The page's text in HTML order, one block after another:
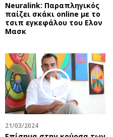
Neuralink: Παραπληγικός
παίζει σκάκι online με το
τσιπ εγκεφάλου του Ελον
Μασκ
21/03/2024